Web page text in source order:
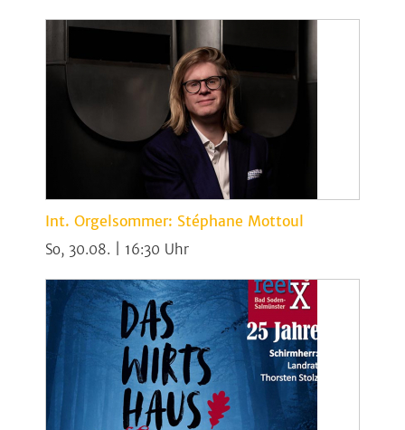
Int. Orgelsommer: Stéphane Mottoul
So, 30.08. | 16:30